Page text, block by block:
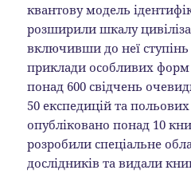
квантову модель
розширили шкалу
включивши до неї ступінь
приклади особливих форм
понад 600 свідчень
50 експедицій та
опубліковано понад 10
розробили спеціальне
дослідників та видали